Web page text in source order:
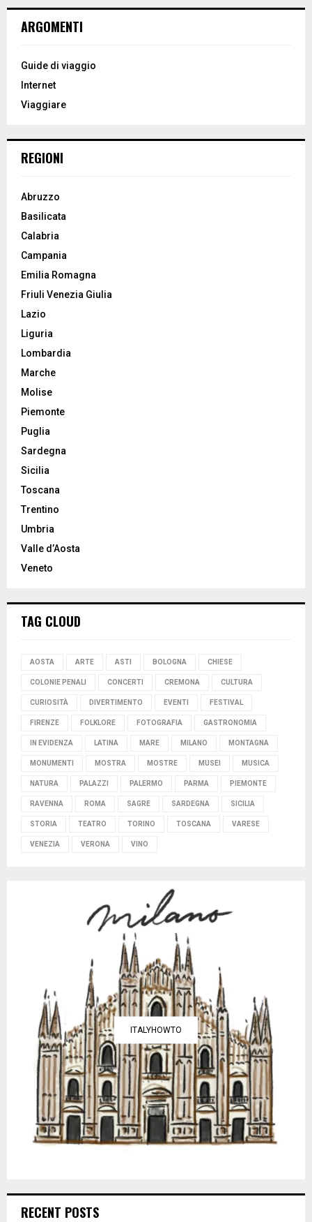
h
o
:
ARGOMENTI
Guide di viaggio
Internet
Viaggiare
REGIONI
Abruzzo
Basilicata
Calabria
Campania
Emilia Romagna
Friuli Venezia Giulia
Lazio
Liguria
Lombardia
Marche
Molise
Piemonte
Puglia
Sardegna
Sicilia
Toscana
Trentino
Umbria
Valle d’Aosta
Veneto
TAG CLOUD
AOSTA ARTE ASTI BOLOGNA CHIESE
COLONIE PENALI CONCERTI CREMONA CULTURA
CURIOSITÀ DIVERTIMENTO EVENTI FESTIVAL
FIRENZE FOLKLORE FOTOGRAFIA GASTRONOMIA
IN EVIDENZA LATINA MARE MILANO MONTAGNA
MONUMENTI MOSTRA MOSTRE MUSEI MUSICA
NATURA PALAZZI PALERMO PARMA PIEMONTE
RAVENNA ROMA SAGRE SARDEGNA SICILIA
STORIA TEATRO TORINO TOSCANA VARESE
VENEZIA VERONA VINO
ITALYHOWTO
RECENT POSTS